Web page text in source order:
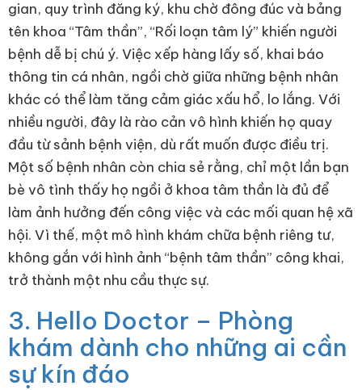
gian, quy trình đăng ký, khu chờ đông đúc và bảng
tên khoa “Tâm thần”, “Rối loạn tâm lý” khiến người
bệnh dễ bị chú ý. Việc xếp hàng lấy số, khai báo
thông tin cá nhân, ngồi chờ giữa những bệnh nhân
khác có thể làm tăng cảm giác xấu hổ, lo lắng. Với
nhiều người, đây là rào cản vô hình khiến họ quay
đầu từ sảnh bệnh viện, dù rất muốn được điều trị.
Một số bệnh nhân còn chia sẻ rằng, chỉ một lần bạn
bè vô tình thấy họ ngồi ở khoa tâm thần là đủ để
làm ảnh hưởng đến công việc và các mối quan hệ xã
hội. Vì thế, một mô hình khám chữa bệnh riêng tư,
không gắn với hình ảnh “bệnh tâm thần” công khai,
trở thành một nhu cầu thực sự.
3. Hello Doctor – Phòng
khám dành cho những ai cần
sự kín đáo